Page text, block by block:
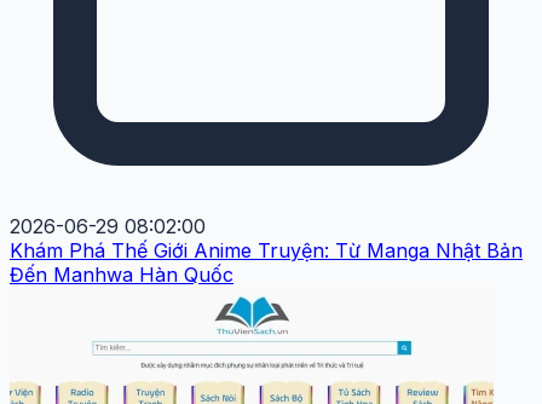
2026-06-29 08:02:00
Khám Phá Thế Giới Anime Truyện: Từ Manga Nhật Bản
Đến Manhwa Hàn Quốc